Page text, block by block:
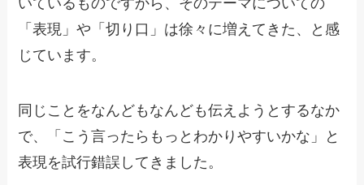
いているものですから、そのテーマについての
「表現」や「切り口」は徐々に増えてきた、と感
じています。
同じことをなんどもなんども伝えようとするなか
で、「こう言ったらもっとわかりやすいかな」と
表現を試行錯誤してきました。